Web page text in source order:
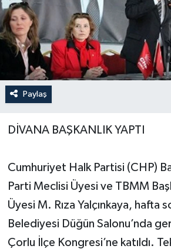
Paylaş
DİVANA BAŞKANLIK YAPTI
Cumhuriyet Halk Partisi (CHP)
Parti Meclisi Üyesi ve TBMM
Üyesi M. Rıza Yalçınkaya, hafta
Belediyesi Düğün Salonu’nda
Çorlu İlçe Kongresi’ne katıldı.
Tarım
Turizm
Yaşam
Yerel Yönetimler
DÜNYA
YEREL